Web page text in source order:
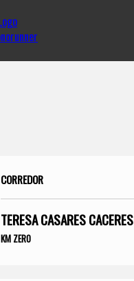
CORREDOR
TERESA CASARES CACERES
KM ZERO